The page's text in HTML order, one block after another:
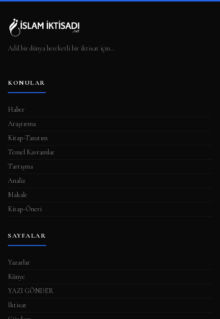
Adil bir dünya bereketli bir iktisat için…
KONULAR
Haber
Araştırma
Kitap-Tanıtım
Temel Kavramlar
Tartışma
Analiz
Makale
Kitap-Öneri
SAYFALAR
Yazarlar
Künye
YAZI GÖNDER
İktisat